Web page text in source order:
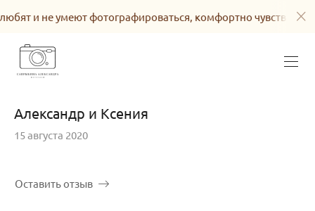
комфортно чувствовать себя в кадре.
Александр и Ксения
15 августа 2020
Оставить отзыв